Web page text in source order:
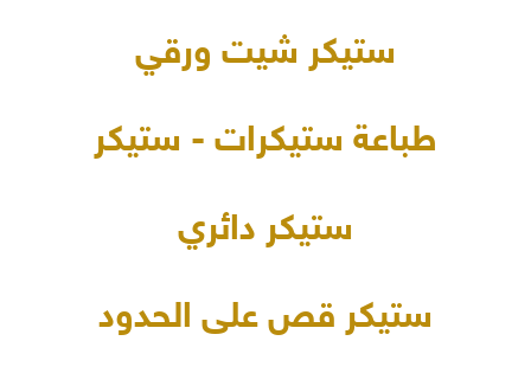
ستيكر شيت ورقي
طباعة ستيكرات - ستيكر
ستيكر دائري
ستيكر قص على الحدود